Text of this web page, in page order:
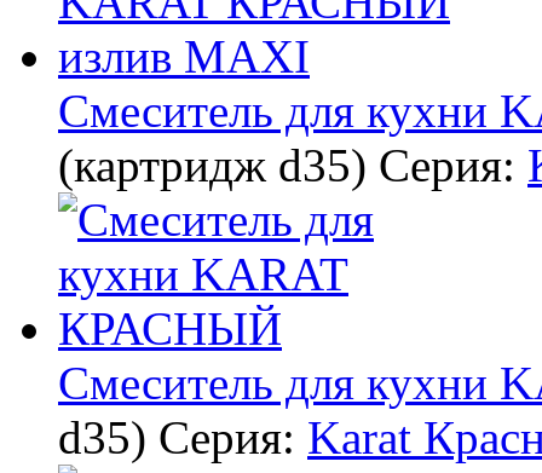
Смеситель для
(картридж d35) Серия:
Смеситель для
d35) Серия: Karat